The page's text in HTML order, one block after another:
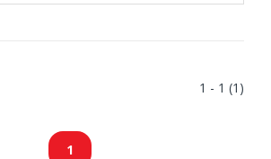
1 - 1 (1)
1